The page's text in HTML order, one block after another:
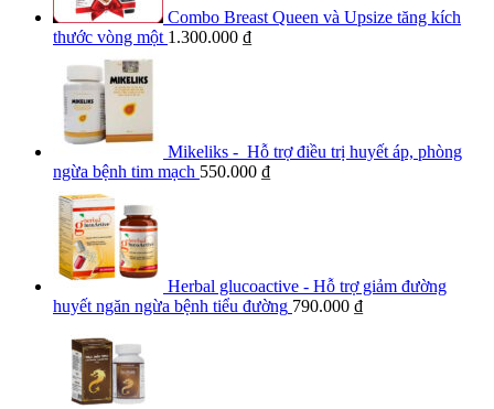
Combo Breast Queen và Upsize tăng kích
thước vòng một 1.300.000 ₫
Mikeliks - Hỗ trợ điều trị huyết áp, phòng
ngừa bệnh tim mạch 550.000 ₫
Herbal glucoactive - Hỗ trợ giảm đường
huyết ngăn ngừa bệnh tiểu đường 790.000 ₫